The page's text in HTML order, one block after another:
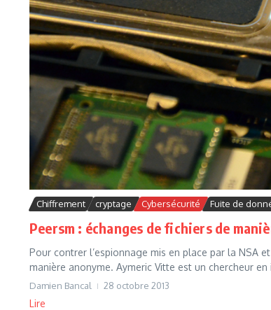
Chiffrement cryptage Cybersécurité Fuite de
Peersm : échanges de fichiers de
Pour contrer l’espionnage mis en place par la NSA
manière anonyme. Aymeric Vitte est un chercheur
Damien Bancal 28 octobre 2013
Lire